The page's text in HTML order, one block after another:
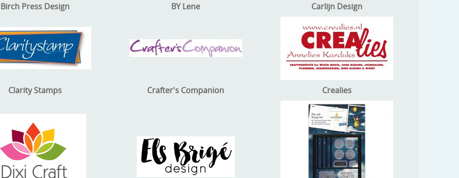
Birch Press Design BY Lene Carlijn Design
Clarity Stamps Crafter's Companion Crealies